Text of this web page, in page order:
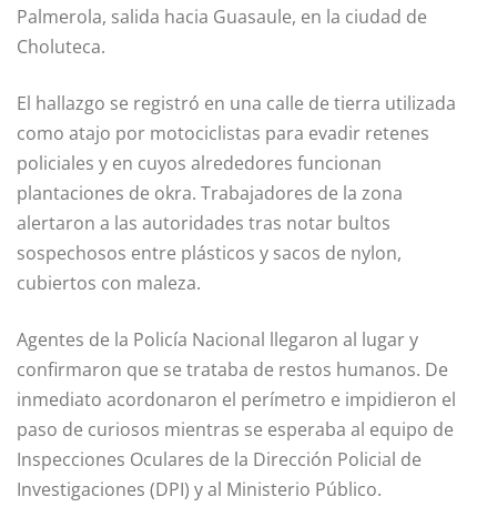
Palmerola, salida hacia Guasaule, en la ciudad de
Choluteca.
El hallazgo se registró en una calle de tierra utilizada
como atajo por motociclistas para evadir retenes
policiales y en cuyos alrededores funcionan
plantaciones de okra. Trabajadores de la zona
alertaron a las autoridades tras notar bultos
sospechosos entre plásticos y sacos de nylon,
cubiertos con maleza.
Agentes de la Policía Nacional llegaron al lugar y
confirmaron que se trataba de restos humanos. De
inmediato acordonaron el perímetro e impidieron el
paso de curiosos mientras se esperaba al equipo de
Inspecciones Oculares de la Dirección Policial de
Investigaciones (DPI) y al Ministerio Público.